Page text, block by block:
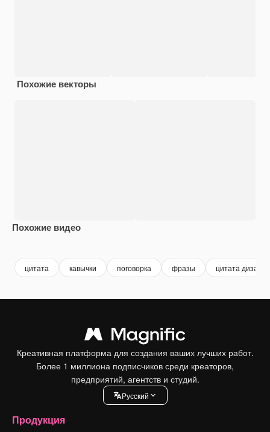
Похожие векторы
Похожие видео
цитата кавычки поговорка фразы цитата дизайн
Креативная платформа для создания ваших лучших работ.
Более 1 миллиона подписчиков среди креаторов,
предприятий, агентств и студий.
Pусский
Продукция